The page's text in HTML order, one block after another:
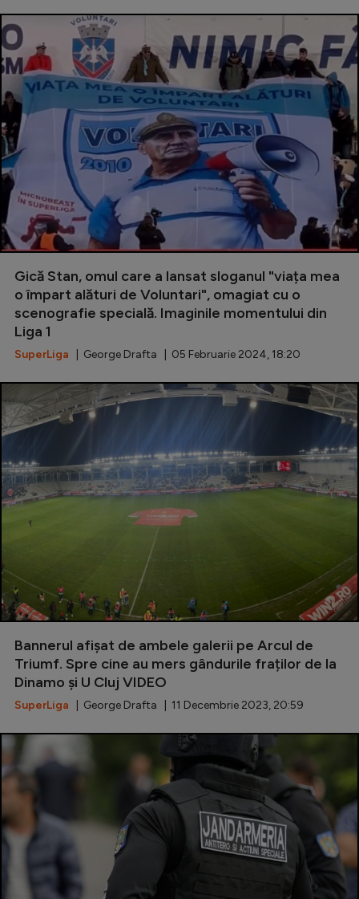
Gică Stan, omul care a lansat sloganul "viața mea
o împart alături de Voluntari", omagiat cu o
scenografie specială. Imaginile momentului din
Liga 1
SuperLiga | George Drafta | 05 Februarie 2024, 18:20
Bannerul afișat de ambele galerii pe Arcul de
Triumf. Spre cine au mers gândurile fraților de la
Dinamo și U Cluj VIDEO
SuperLiga | George Drafta | 11 Decembrie 2023, 20:59